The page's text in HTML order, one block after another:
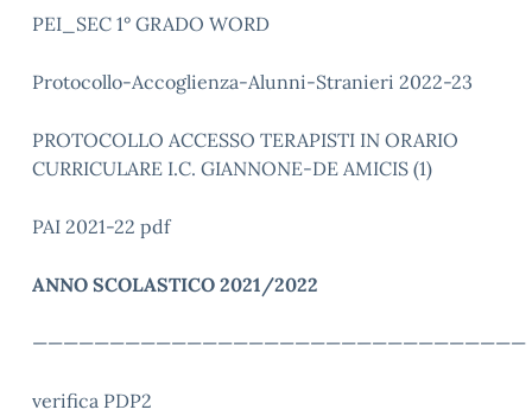
PEI_SEC 1° GRADO WORD
Protocollo-Accoglienza-Alunni-Stranieri 2022-23
PROTOCOLLO ACCESSO TERAPISTI IN ORARIO
CURRICULARE I.C. GIANNONE-DE AMICIS (1)
PAI 2021-22 pdf
ANNO SCOLASTICO 2021/2022
————————————————————————————————
verifica PDP2